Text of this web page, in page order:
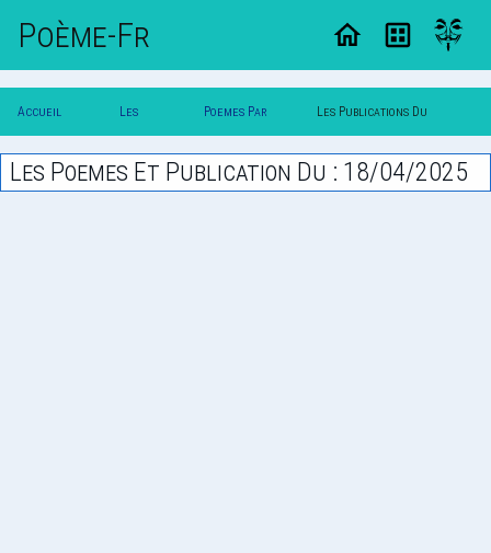
Poème-Fr
Accueil
Poesie
Les
Poesies
Poemes Par Les Publications Du
18/04/2025
Les Poemes Et Publication Du : 18/04/2025